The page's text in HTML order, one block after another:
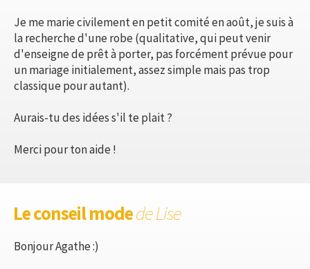
Je me marie civilement en petit comité en août, je suis à
la recherche d'une robe (qualitative, qui peut venir
d'enseigne de prêt à porter, pas forcément prévue pour
un mariage initialement, assez simple mais pas trop
classique pour autant).
Aurais-tu des idées s'il te plait ?
Merci pour ton aide !
Le conseil modede Lise
Bonjour Agathe :)